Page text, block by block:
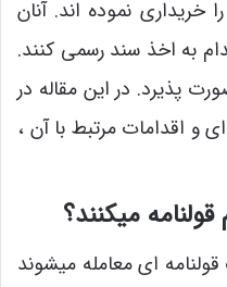
خریداری نموده اند. آنان
به اخذ سند رسمی کنند.
پذیرد. در این مقاله در
و اقدامات مرتبط با آن ،
میکنند؟
ای معامله میشوند